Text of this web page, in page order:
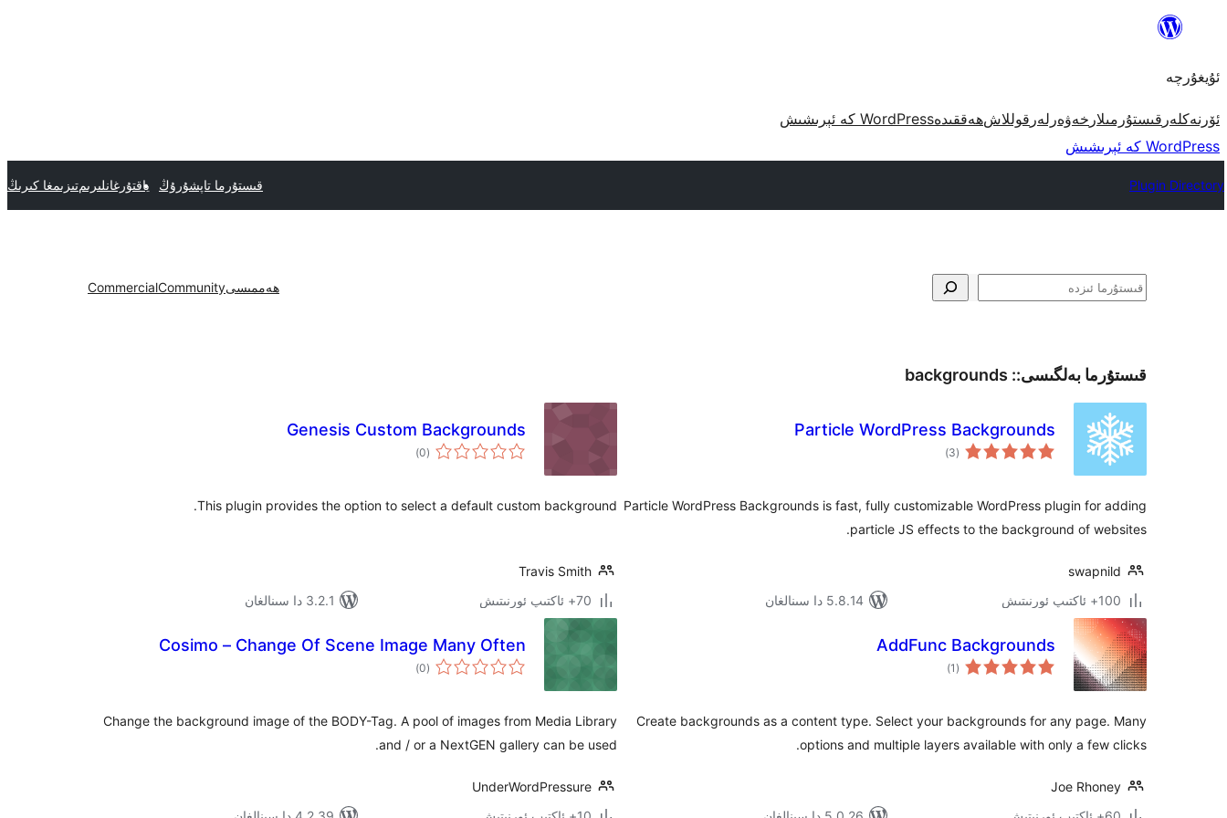
مەزمۇنغا
ئۇيغۇرچە
ئۆرنەكلەر قىستۇرمىلار خەۋەرلەر قوللاشھەققىدەWordPress كە ئېرىشىش
WordPress كە ئېرىشىش
Plugin Directory قىستۇرما تاپشۇرۇڭ ياقتۇرغانلىرىمتىزىمغا كىرىڭ
ئىزدە ھەممىسىCommunity
Commercial
قىستۇرما بەلگىسى:: backgrounds
Particle WordPress Backgrounds
(3 ئومۇمىي
دەرىجە)
Particle WordPress Backgrounds is fast, fully customizable WordPress plugin for adding
particle JS effects to the background of websites.
swapnild
100+ ئاكتىپ ئورنىتىش
5.8.14 دا سىنالغان
Genesis Custom Backgrounds
(0 ئومۇمىي
دەرىجە
)
This plugin provides the option to select a default custom background.
Travis Smith
70+ ئاكتىپ ئورنىتىش
3.2.1 دا سىنالغان
AddFunc Backgrounds
(1 ئومۇمىي
دەرىجە)
Create backgrounds as a content type. Select your backgrounds for any page. Many
options and multiple layers available with only a few clicks.
Joe Rhoney
Cosimo – Change Of Scene Image Many Often
(0 ئومۇمىي
دەرىجە
)
Change the background image of the BODY-Tag. A pool of images from Media Library
and / or a NextGEN gallery can be used.
UnderWordPressure